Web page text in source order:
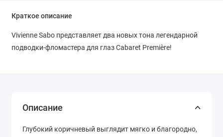
Краткое описание
Vivienne Sabo представляет два новых тона легендарной
подводки-фломастера для глаз Cabaret Première!
Описание
Глубокий коричневый выглядит мягко и благородно,